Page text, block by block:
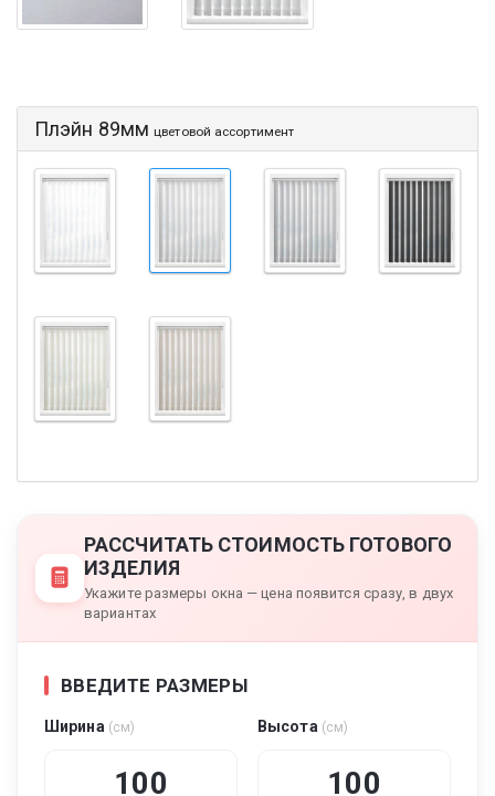
Плэйн 89ммцветовой ассортимент
РАССЧИТАТЬ СТОИМОСТЬ ГОТОВОГО
ИЗДЕЛИЯ
Укажите размеры окна — цена появится сразу, в двух
вариантах
ВВЕДИТЕ РАЗМЕРЫ
Ширина (см) Высота (см)